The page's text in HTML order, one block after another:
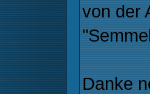
von der
Danke